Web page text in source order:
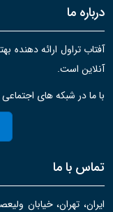
درباره ما
آفتاب تراول ارائه
آنلاین است.
با ما در شبکه های
تماس با ما
ایران، تهران، خیابان